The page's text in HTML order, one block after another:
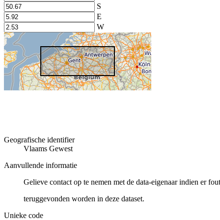
S
E
W
Geografische identifier
Vlaams Gewest
Aanvullende informatie
Gelieve contact op te nemen met de data-eigenaar indien er
teruggevonden worden in deze dataset.
Unieke code